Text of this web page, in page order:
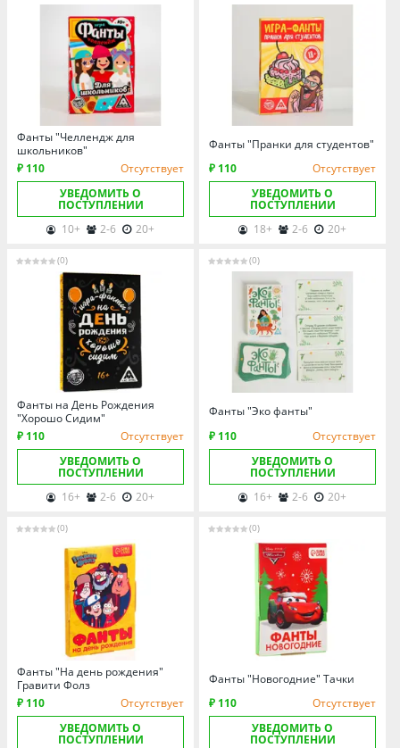
Фанты "Челлендж для
школьников"
₽ 110
Отсутствует
УВЕДОМИТЬ О
ПОСТУПЛЕНИИ
10+
2-6 20+
Фанты "Пранки для студентов"
₽ 110
Отсутствует
УВЕДОМИТЬ О
ПОСТУПЛЕНИИ
18+
2-6 20+
(0)
Фанты на День Рождения
"Хорошо Сидим"
₽ 110
Отсутствует
УВЕДОМИТЬ О
ПОСТУПЛЕНИИ
16+
2-6 20+
(0)
Фанты "Эко фанты"
₽ 110
Отсутствует
УВЕДОМИТЬ О
ПОСТУПЛЕНИИ
16+
2-6 20+
(0)
Фанты "На день рождения"
Гравити Фолз
₽ 110
Отсутствует
УВЕДОМИТЬ О
ПОСТУПЛЕНИИ
(0)
Фанты "Новогодние" Тачки
₽ 110
Отсутствует
УВЕДОМИТЬ О
ПОСТУПЛЕНИИ